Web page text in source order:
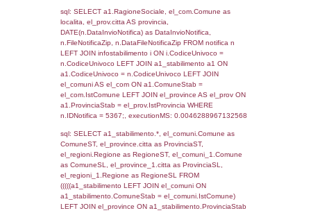
STABILIMENTO E RIEPILOGO SOSTANZE
DI CUI ALL'ALLEGATO 1 DEL DECRETO
DELLA DIRETTIVA 2012/18/UE
SEZIONE L (pubblico) - INFORMAZIONI
INCIDENTALI CON IMPATTO
STABILIMENTO
Indietro